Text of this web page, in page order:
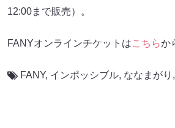
12:00まで販売）。
FANYオンラインチケットはこちらか
FANY, インポッシブル, ななまがり ,